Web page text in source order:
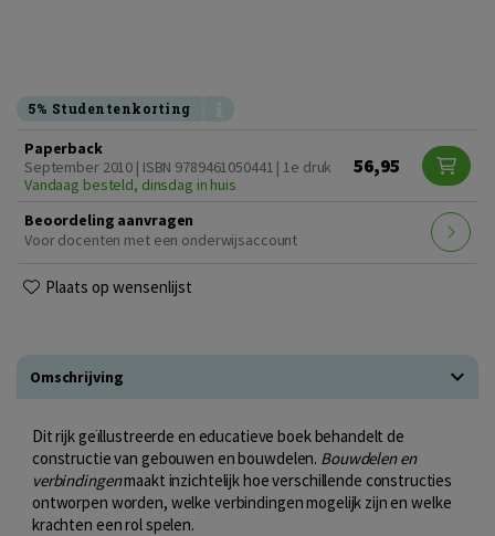
5% Studentenkorting
Paperback
September 2010 | ISBN 9789461050441 | 1e druk
Vandaag besteld, dinsdag in huis
56,95
Beoordeling aanvragen
Voor docenten met een onderwijsaccount
Plaats op wensenlijst
Omschrijving
Dit rijk geïllustreerde en educatieve boek behandelt de
constructie van gebouwen en bouwdelen. Bouwdelen en
verbindingenmaakt inzichtelijk hoe verschillende constructies
ontworpen worden, welke verbindingen mogelijk zijn en welke
krachten een rol spelen.